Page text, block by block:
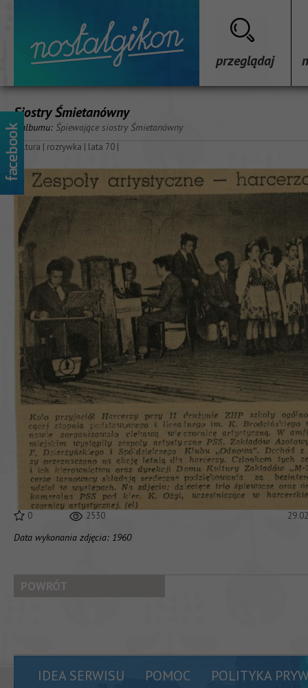
przeglądaj
Siostry Śmietanówny
z albumu: Śpiewające siostry Śmietanówny
kultura | rozrywka | lata 70 |
0 2530
Data wykonania zdjęcia: 1960
POWRÓT
IDEA SERWISU POMOC POLITYKA